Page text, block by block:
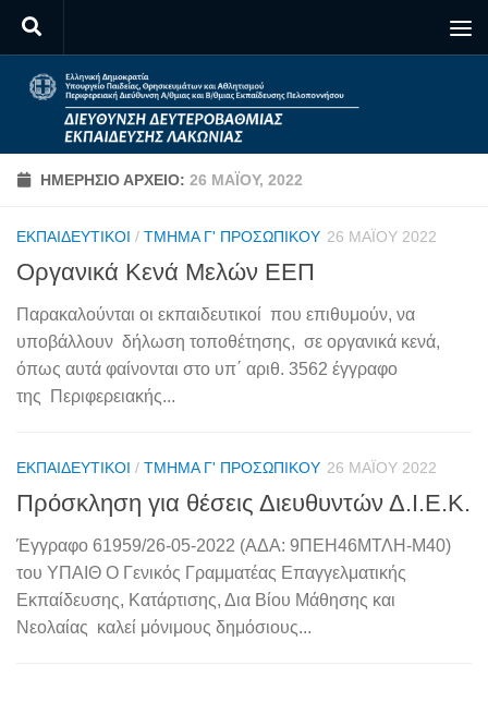
Skip to content
ΗΜΕΡΉΣΙΟ ΑΡΧΕΊΟ: 26 ΜΑΪ́ΟΥ, 2022
ΕΚΠΑΙΔΕΥΤΙΚΟΊ / ΤΜΉΜΑ Γ' ΠΡΟΣΩΠΙΚΟΎ 26 ΜΑΪ́ΟΥ 2022
Οργανικά Κενά Μελών ΕΕΠ
Παρακαλούνται οι εκπαιδευτικοί που επιθυμούν, να
υποβάλλουν δήλωση τοποθέτησης, σε οργανικά κενά,
όπως αυτά φαίνονται στο υπ΄ αριθ. 3562 έγγραφο
της Περιφερειακής...
ΕΚΠΑΙΔΕΥΤΙΚΟΊ / ΤΜΉΜΑ Γ' ΠΡΟΣΩΠΙΚΟΎ 26 ΜΑΪ́ΟΥ 2022
Πρόσκληση για θέσεις Διευθυντών Δ.Ι.Ε.Κ.
Έγγραφο 61959/26-05-2022 (ΑΔΑ: 9ΠΕΗ46ΜΤΛΗ-Μ40)
του ΥΠΑΙΘ Ο Γενικός Γραμματέας Επαγγελματικής
Εκπαίδευσης, Κατάρτισης, Δια Βίου Μάθησης και
Νεολαίας καλεί μόνιμους δημόσιους...